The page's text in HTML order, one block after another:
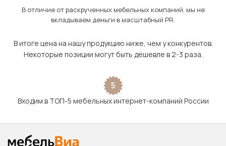
В отличие от раскрученных мебельных компаний, мы не
вкладываем деньги в масштабный PR.
В итоге цена на нашу продукцию ниже, чем у конкурентов.
Некоторые позиции могут быть дешевле в 2-3 раза.
5
Входим в ТОП-5 мебельных интернет-компаний России